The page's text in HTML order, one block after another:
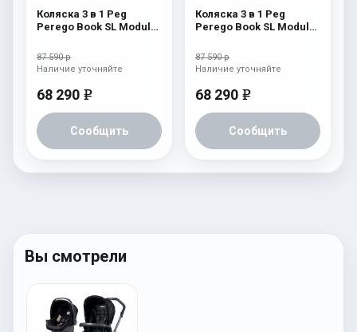
Коляска 3 в 1 Peg
Perego Book SL Modular
87 590 р
68 290 e
Сообщить
Наличие уточняйте
Коляска 3 в 1 Peg
Perego Book SL Modular
87 590 р
68 290 e
Сообщить
Наличие уточняйте
Вы смотрели